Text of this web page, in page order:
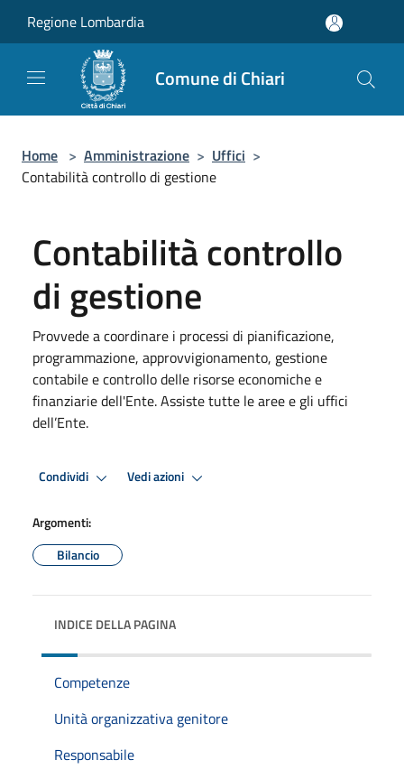
Regione Lombardia
Comune di Chiari
Home > Amministrazione > Uffici >
Contabilità controllo di gestione
Contabilità controllo
di gestione
Provvede a coordinare i processi di pianificazione,
programmazione, approvvigionamento, gestione
contabile e controllo delle risorse economiche e
finanziarie dell'Ente. Assiste tutte le aree e gli uffici
dell’Ente.
Condividi Vedi azioni
Argomenti:
Bilancio
INDICE DELLA PAGINA
Competenze
Unità organizzativa genitore
Responsabile